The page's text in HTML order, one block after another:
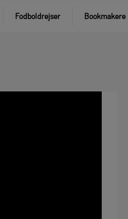
Fodboldrejser Bookmakere